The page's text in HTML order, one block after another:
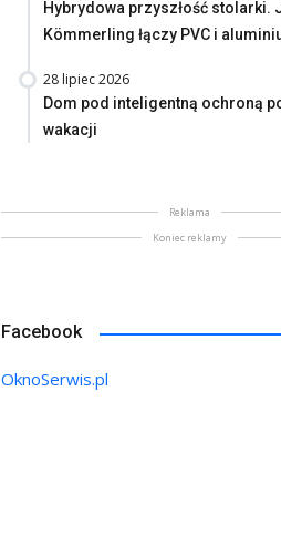
Hybrydowa przyszłość stolarki.
Kömmerling łączy PVC i
28 lipiec 2026
Dom pod inteligentną ochroną
wakacji
Reklama
Koniec reklamy
Facebook
OknoSerwis.pl